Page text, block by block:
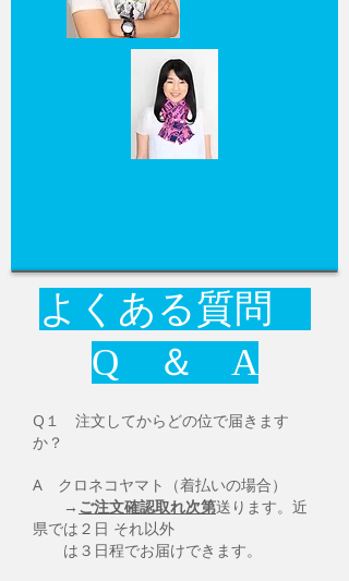
よくある質問
Q ＆ A
Q１ 注文してからどの位で届きます
か？
A クロネコヤマト（着払いの場合）
→ ご注文確認取れ次第送ります。近
県では２日 それ以外
は３日程でお届けできます。